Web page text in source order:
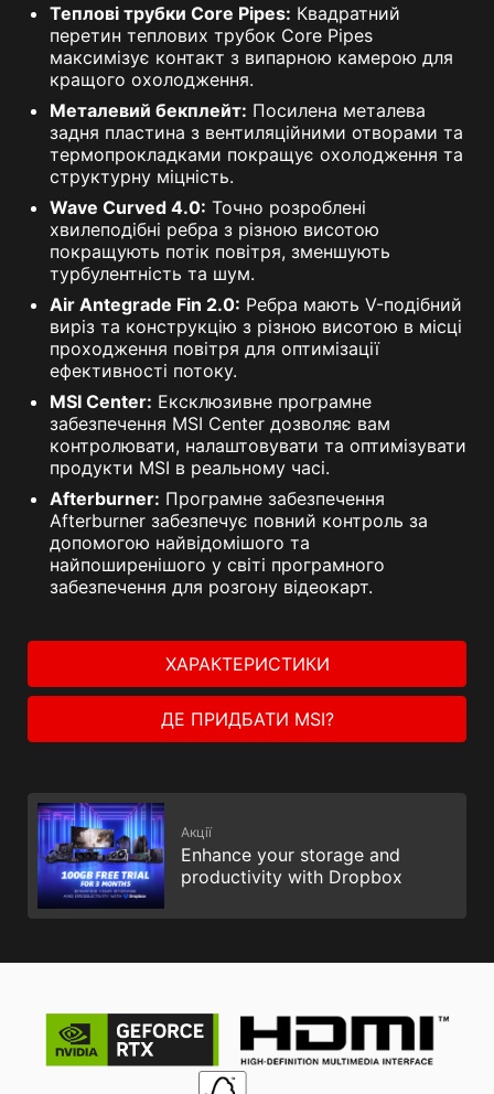
Теплові трубки Core Pipes: Квадратний
перетин теплових трубок Core Pipes
максимізує контакт з випарною камерою для
кращого охолодження.
Металевий бекплейт: Посилена металева
задня пластина з вентиляційними отворами та
термопрокладками покращує охолодження та
структурну міцність.
Wave Curved 4.0: Точно розроблені
хвилеподібні ребра з різною висотою
покращують потік повітря, зменшують
турбулентність та шум.
Air Antegrade Fin 2.0: Ребра мають V-подібний
виріз та конструкцію з різною висотою в місці
проходження повітря для оптимізації
ефективності потоку.
MSI Center: Ексклюзивне програмне
забезпечення MSI Center дозволяє вам
контролювати, налаштовувати та оптимізувати
продукти MSI в реальному часі.
Afterburner: Програмне забезпечення
Afterburner забезпечує повний контроль за
допомогою найвідомішого та
найпоширенішого у світі програмного
забезпечення для розгону відеокарт.
ХАРАКТЕРИСТИКИ
ДЕ ПРИДБАТИ MSI?
Акції
Enhance your storage and
productivity with Dropbox